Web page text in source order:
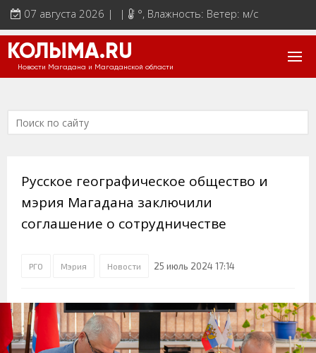
07 августа 2026 | | °, Влажность: Ветер: м/с
КОЛЫМА.RU
Новости Магадана и Магаданской области
Русское географическое общество и
мэрия Магадана заключили
соглашение о сотрудничестве
РГО Мэрия Новости 25 июль 2024 17:14